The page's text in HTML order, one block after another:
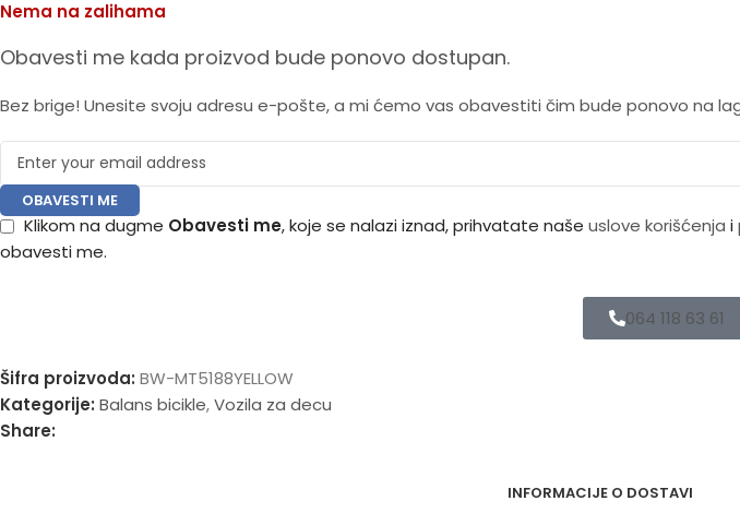
Nema na zalihama
Obavesti me kada proizvod bude ponovo dostupan.
Bez brige! Unesite svoju adresu e-pošte, a mi ćemo vas obavestiti čim bude ponovo na
OBAVESTI ME
Klikom na dugme Obavesti me, koje se nalazi iznad, prihvatate naše uslove korišćenja i
obavesti me.
064 118 63 61
Šifra proizvoda: BW-MT5188YELLOW
Kategorije: Balans bicikle,Vozila za decu
Share:
INFORMACIJE O DOSTAVI